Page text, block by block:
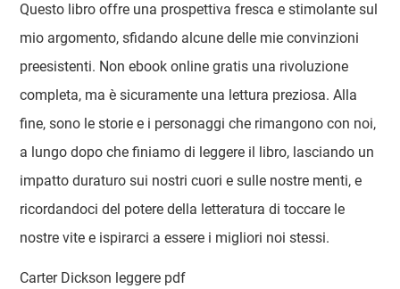
Questo libro offre una prospettiva fresca e stimolante sul
mio argomento, sfidando alcune delle mie convinzioni
preesistenti. Non ebook online gratis una rivoluzione
completa, ma è sicuramente una lettura preziosa. Alla
fine, sono le storie e i personaggi che rimangono con noi,
a lungo dopo che finiamo di leggere il libro, lasciando un
impatto duraturo sui nostri cuori e sulle nostre menti, e
ricordandoci del potere della letteratura di toccare le
nostre vite e ispirarci a essere i migliori noi stessi.
Carter Dickson leggere pdf